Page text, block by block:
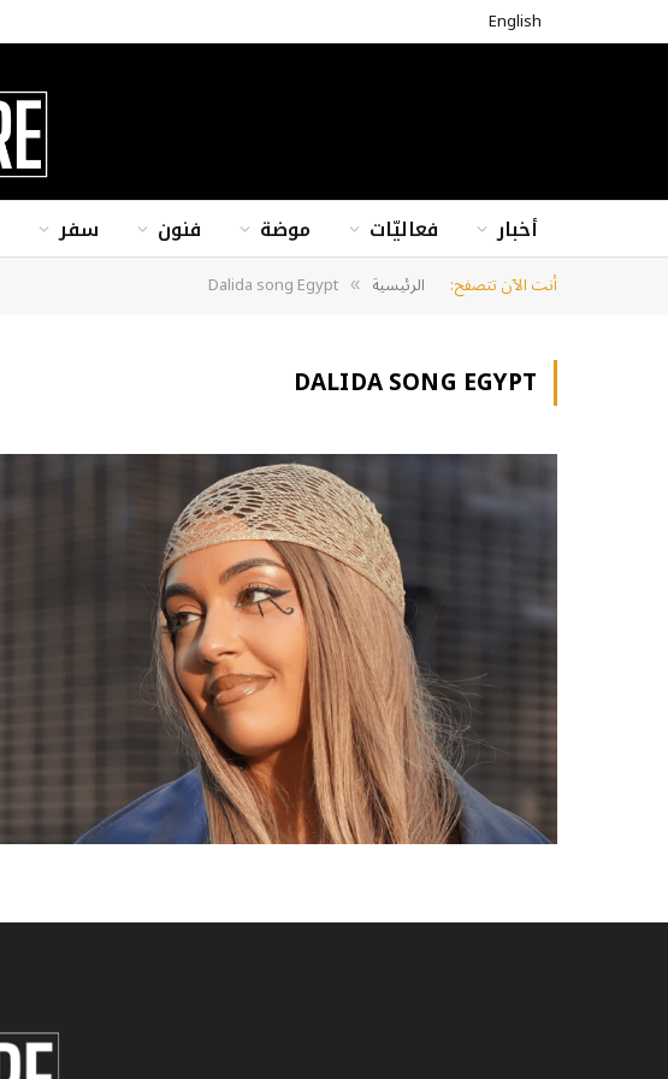
English
أخبار فعاليّات موضة فنون سفر
أنت الآن تتصفح: الرئيسية »
Dalida song Egypt
DALIDA SONG EGYPT